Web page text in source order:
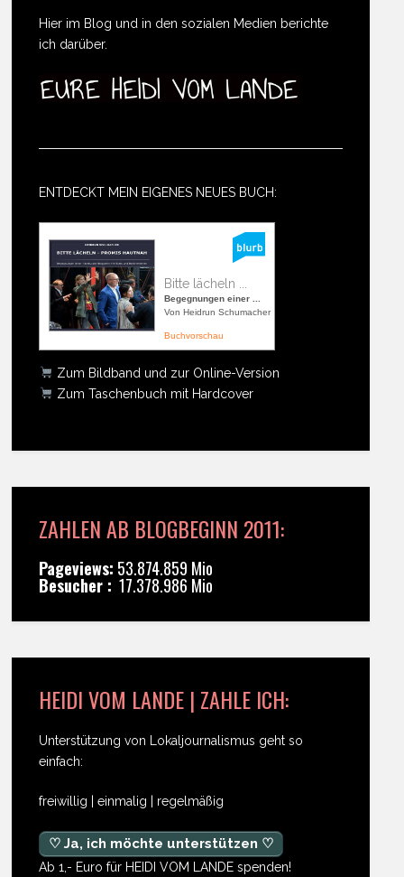
Hier im Blog und in den sozialen Medien berichte
ich darüber.
ENTDECKT MEIN EIGENES NEUES BUCH:
Bitte lächeln ...
Begegnungen einer ...
Von Heidrun Schumacher
Buchvorschau
Zum Bildband und zur Online-Version
Zum Taschenbuch mit Hardcover
ZAHLEN AB BLOGBEGINN 2011:
Pageviews: 53.874.859 Mio
Besucher : 17.378.986 Mio
HEIDI VOM LANDE | ZAHLE ICH:
Unterstützung von Lokaljournalismus geht so
einfach:
freiwillig | einmalig | regelmäßig
♡ Ja, ich möchte unterstützen ♡
Ab 1,- Euro für HEIDI VOM LANDE spenden!